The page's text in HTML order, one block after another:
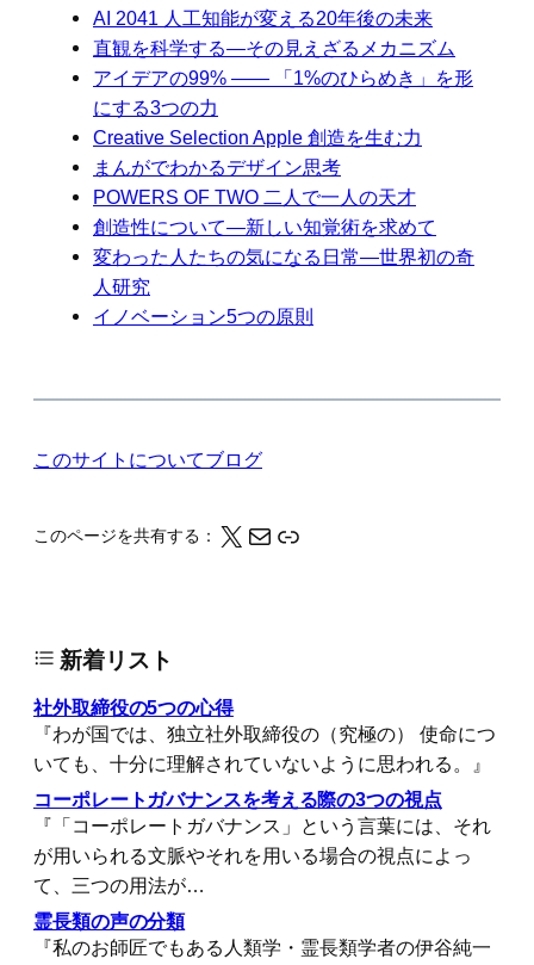
AI 2041 人工知能が変える20年後の未来
直観を科学する―その見えざるメカニズム
アイデアの99% ―― 「1%のひらめき」を形
にする3つの力
Creative Selection Apple 創造を生む力
まんがでわかるデザイン思考
POWERS OF TWO 二人で一人の天才
創造性について―新しい知覚術を求めて
変わった人たちの気になる日常―世界初の奇
人研究
イノベーション5つの原則
このサイトについてブログ
このページを共有する： X メール このページの情報をクリップボードにコピーする
新着リスト
社外取締役の5つの心得
『わが国では、独立社外取締役の（究極の） 使命につ
いても、十分に理解されていないように思われる。』
コーポレートガバナンスを考える際の3つの視点
『「コーポレートガバナンス」という言葉には、それ
が用いられる文脈やそれを用いる場合の視点によっ
て、三つの用法が…
霊長類の声の分類
『私のお師匠でもある人類学・霊長類学者の伊谷純一